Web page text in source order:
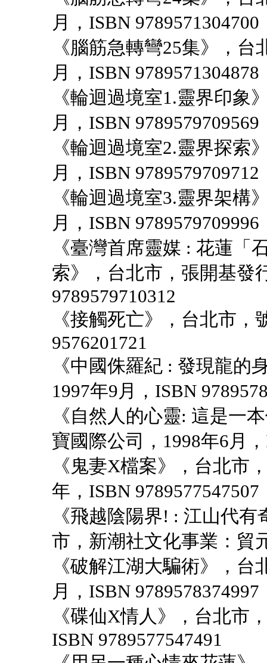
月，ISBN 9789571304700
《腦筋急轉彎25集》，
月，ISBN 9789571304878
《輪迴過境室1.靈界印象
月，ISBN 9789579709569
《輪迴過境室2.靈界探索
月，ISBN 9789579709712
《輪迴過境室3.靈界架構
月，ISBN 9789579709996
《臺灣首席靈媒 : 花蓮「
索》，台北市，張開基發
9789579710312
《接觸死亡》，台北市
9576201721
《中國侏羅紀 : 發現龍的
1997年9月，ISBN
《自然人的心靈: 這是一
寶國際公司，1998年6月
《鬼妻X檔案》，台北市
年，ISBN 9789577547507
《飛越陰陽界! : 江山代
市，新潮社文化事業：貿
《破解江湖大騙術》，
月，ISBN 9789578374997
《碟仙X情人》，台北市
ISBN 9789577547491